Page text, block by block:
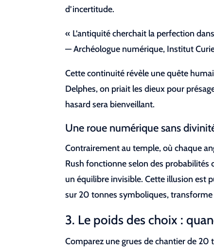
d’incertitude.
« L’antiquité cherchait la perfection
— Archéologue numérique, Institut
Cette continuité révèle une quête
Delphes, on priait les dieux pour
hasard sera bienveillant.
Une roue numérique sans
Contrairement au temple, où chaque
Rush fonctionne selon des probabilités
un équilibre invisible. Cette illusion est
sur 20 tonnes symboliques,
3. Le poids des choix :
Comparez une grues de chantier de 20